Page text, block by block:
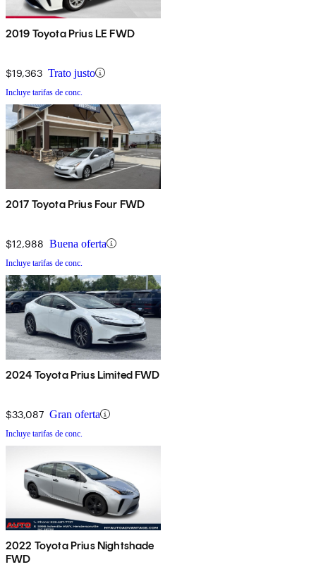
2019 Toyota Prius LE FWD
$19,363 Trato justo
Incluye tarifas de conc.
2017 Toyota Prius Four FWD
$12,988 Buena oferta
Incluye tarifas de conc.
2024 Toyota Prius Limited FWD
$33,087 Gran oferta
Incluye tarifas de conc.
2022 Toyota Prius Nightshade
FWD